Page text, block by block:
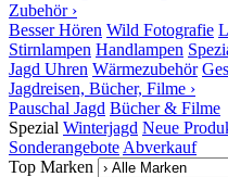
Zubehör ›
Besser Hören Wild Fotografie
Stirnlampen Handlampen
Jagd Uhren Wärmezubehör
Jagdreisen, Bücher, Filme ›
Pauschal Jagd Bücher & Filme
Spezial Winterjagd Neue
Sonderangebote Abverkauf
Top Marken